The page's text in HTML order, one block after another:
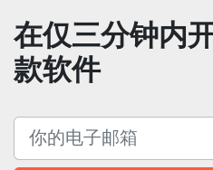
在仅三分钟内
款软件